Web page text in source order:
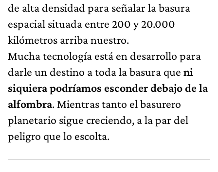
de alta densidad para señalar la basura
espacial situada entre 200 y 20.000
kilómetros arriba nuestro.
Mucha tecnología está en desarrollo para
darle un destino a toda la basura que ni
siquiera podríamos esconder debajo de la
alfombra. Mientras tanto el basurero
planetario sigue creciendo, a la par del
peligro que lo escolta.